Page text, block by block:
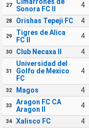
27
Sonora FC II
4
28 Orishas Tepeji FC 4
29
Tigres de Alica
FC II
4
30 Club Necaxa II 4
31
Universidad del
Golfo de Mexico
FC
4
32 Magos 4
33
Aragon FC CA
Aragon II
4
34 Xalisco FC 4